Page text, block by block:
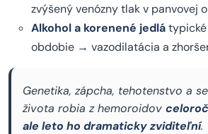
zvýšený venózny tlak v panvovej
Alkohol a korenené jedlá
obdobie → vazodilatácia a
Genetika, zápcha, tehotenstvo a
života robia z hemoroidov
ale leto ho dramaticky zviditeľní.